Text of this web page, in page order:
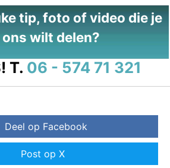
tip, foto of video die je
wilt delen?
T. 06 - 574 71 321
Deel op Facebook
Post op X